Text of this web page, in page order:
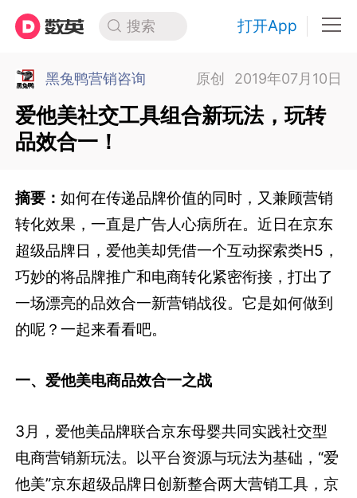
搜索 打开App
黑兔鸭营销咨询 原创 2019年07月10日
爱他美社交工具组合新玩法，玩转
品效合一！
摘要：如何在传递品牌价值的同时，又兼顾营销
转化效果，一直是广告人心病所在。近日在京东
超级品牌日，爱他美却凭借一个互动探索类H5，
巧妙的将品牌推广和电商转化紧密衔接，打出了
一场漂亮的品效合一新营销战役。它是如何做到
的呢？一起来看看吧。
一、爱他美电商品效合一之战
3月，爱他美品牌联合京东母婴共同实践社交型
电商营销新玩法。以平台资源与玩法为基础，“爱
他美”京东超级品牌日创新整合两大营销工具，京